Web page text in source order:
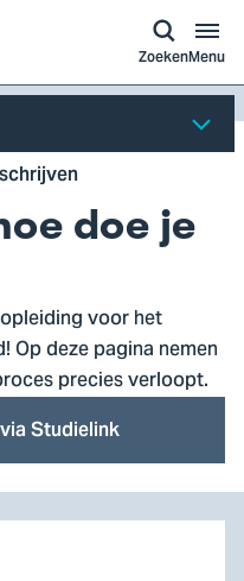
ZoekenMenu
doe je
voor het
Op deze pagina nemen
precies verloopt.
Studielink